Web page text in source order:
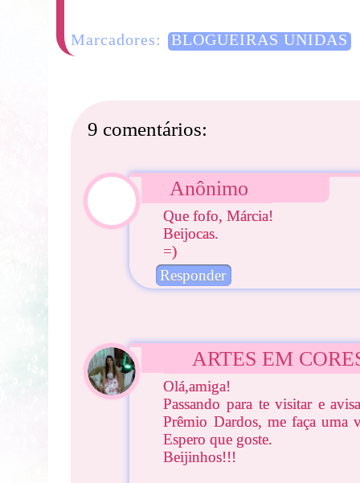
Marcadores: BLOGUEIRAS UNIDAS
9 comentários:
Anônimo
Que fofo, Márcia!
Beijocas.
=)
Responder
ARTES EM
Olá,amiga!
Passando para te visitar e
Prêmio Dardos, me faça uma
Espero que goste.
Beijinhos!!!